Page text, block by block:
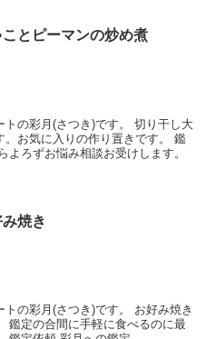
ことピーマンの炒め煮
の彩月(さつき)です。 切り干し大
お気に入りの作り置きです。 鑑
ろずお悩み相談お受けします。
焼き
の彩月(さつき)です。 お好み焼き
鑑定の合間に手軽に食べるのに最